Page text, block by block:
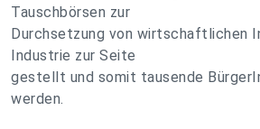
Tauschbörsen zur
Durchsetzung von wirtschaftlichen
Industrie zur Seite
gestellt und somit tausende
werden.